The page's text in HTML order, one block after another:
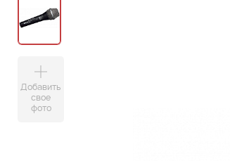
Добавить
свое
фото